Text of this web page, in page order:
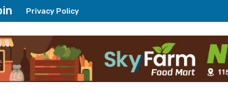
Privacy Policy